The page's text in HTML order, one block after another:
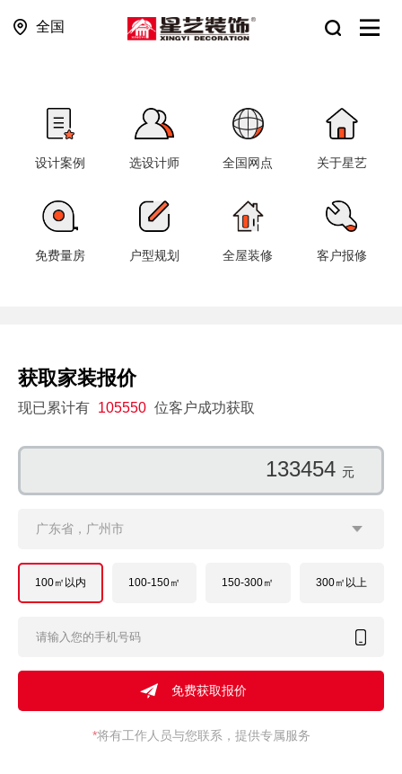
全国
设计案例 选设计师 全国网点 关于星艺
免费量房 户型规划 全屋装修 客户报修
获取家装报价
现已累计有 105550 位客户成功获取
116497 元
广东省，广州市
100㎡以内 100-150㎡ 150-300㎡ 300㎡以上
*将有工作人员与您联系，提供专属服务